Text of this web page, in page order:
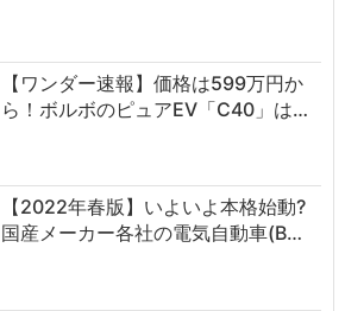
【ワンダー速報】価格は599万円か
ら！ボルボのピュアEV「C40」は…
【2022年春版】いよいよ本格始動?
国産メーカー各社の電気自動車(B…